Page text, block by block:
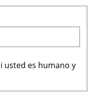
usted es humano y